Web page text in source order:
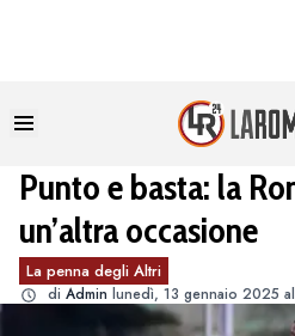
Punto e basta: la
un’altra occasione
La penna degli Altri
di Admin lunedì, 13 gennaio 2025